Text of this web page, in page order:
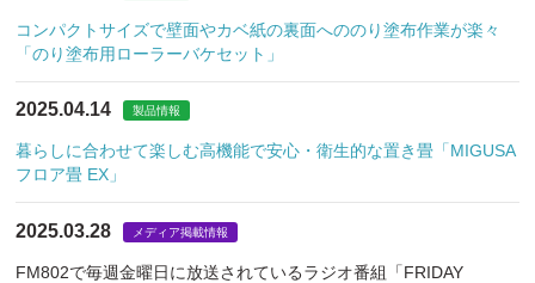
コンパクトサイズで壁面やカベ紙の裏面へののり塗布作業が楽々
「のり塗布用ローラーバケセット」
2025.04.14 製品情報
暮らしに合わせて楽しむ高機能で安心・衛生的な置き畳「MIGUSA
フロア畳 EX」
2025.03.28 メディア掲載情報
FM802で毎週金曜日に放送されているラジオ番組「FRIDAY